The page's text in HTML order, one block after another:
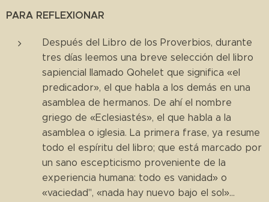
PARA REFLEXIONAR
Después del Libro de los Proverbios, durante
tres días leemos una breve selección del libro
sapiencial llamado Qohelet que significa «el
predicador», el que habla a los demás en una
asamblea de hermanos. De ahí el nombre
griego de «Eclesiastés», el que habla a la
asamblea o iglesia. La primera frase, ya resume
todo el espíritu del libro; que está marcado por
un sano escepticismo proveniente de la
experiencia humana: todo es vanidad» o
«vaciedad", «nada hay nuevo bajo el sol»...